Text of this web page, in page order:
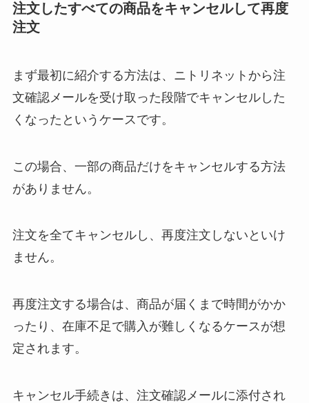
注文したすべての商品をキャンセルして再度
注文
まず最初に紹介する方法は、ニトリネットから注
文確認メールを受け取った段階でキャンセルした
くなったというケースです。
この場合、一部の商品だけをキャンセルする方法
がありません。
注文を全てキャンセルし、再度注文しないといけ
ません。
再度注文する場合は、商品が届くまで時間がかか
ったり、在庫不足で購入が難しくなるケースが想
定されます。
キャンセル手続きは、注文確認メールに添付され